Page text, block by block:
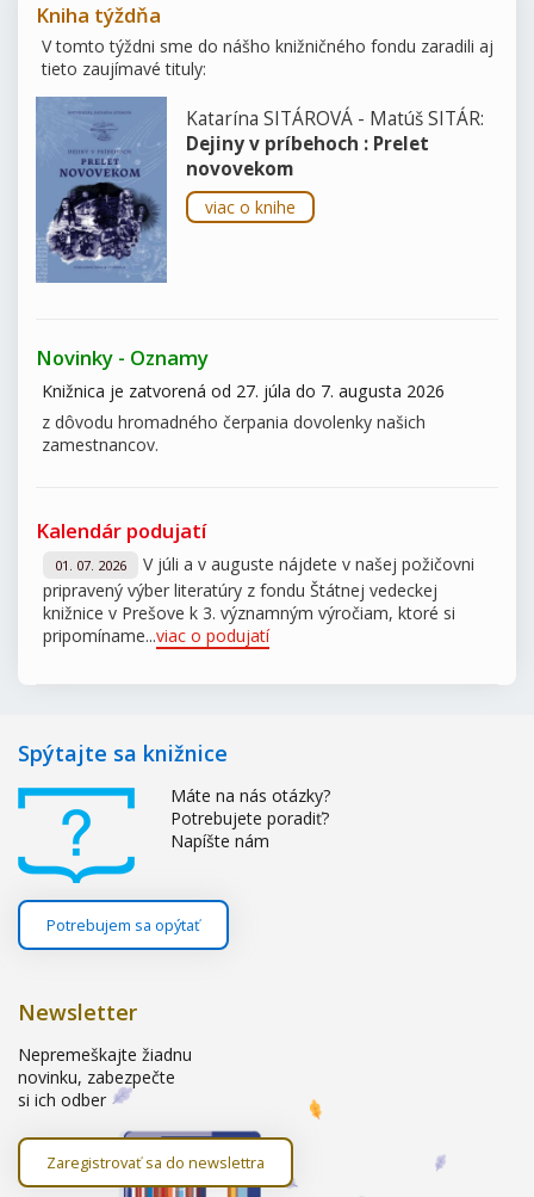
Kniha týždňa
V tomto týždni sme do nášho knižničného fondu zaradili aj
tieto zaujímavé tituly:
Katarína SITÁROVÁ - Matúš SITÁR:
Dejiny v príbehoch : Prelet
novovekom
viac o knihe
Novinky - Oznamy
Knižnica je zatvorená od 27. júla do 7. augusta 2026
z dôvodu hromadného čerpania dovolenky našich
zamestnancov.
Kalendár podujatí
01. 07. 2026
V júli a v auguste nájdete v našej požičovni
pripravený výber literatúry z fondu Štátnej vedeckej
knižnice v Prešove k 3. významným výročiam, ktoré si
pripomíname...viac o podujatí
Spýtajte sa knižnice
Máte na nás otázky?
Potrebujete poradiť?
Napíšte nám
Potrebujem sa opýtať
Newsletter
Nepremeškajte žiadnu
novinku, zabezpečte
si ich odber
Zaregistrovať sa do newslettra